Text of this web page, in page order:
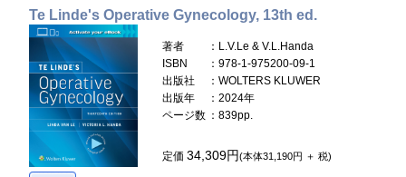
Te Linde's Operative Gynecology, 13th ed.
著者
：L.V.Le & V.L.Handa
ISBN
：978-1-975200-09-1
出版社
：WOLTERS KLUWER
出版年
：2024年
ページ数 ：839pp.
定価34,309円(本体31,190円 ＋ 税)